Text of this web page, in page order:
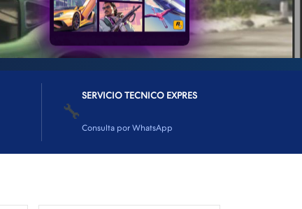
🔧
SERVICIO TECNICO EXPRES
Consulta por WhatsApp